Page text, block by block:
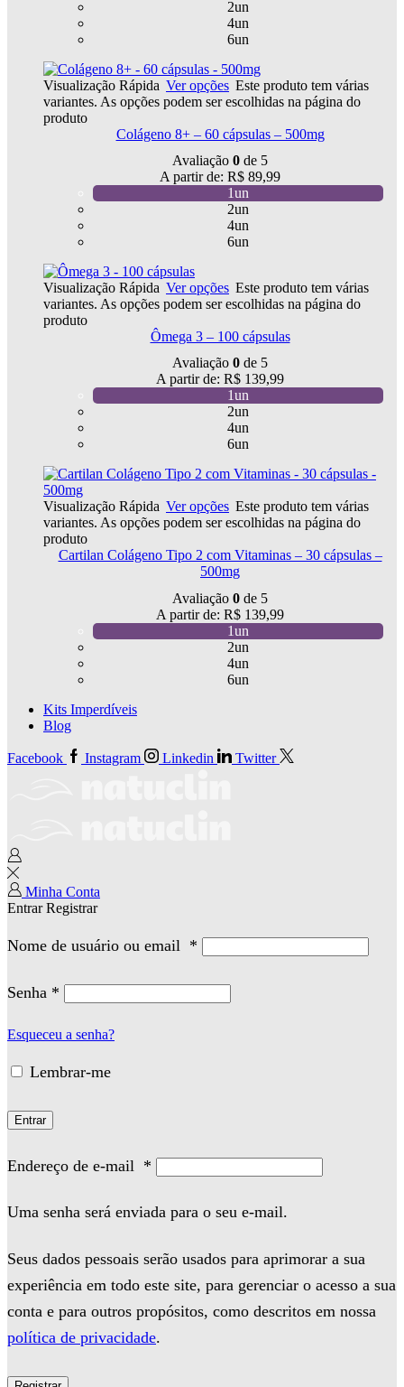
2un
4un
6un
Visualização Rápida Ver opções Este produto tem várias
variantes. As opções podem ser escolhidas na página do
produto
Colágeno 8+ – 60 cápsulas – 500mg
Avaliação 0 de 5
A partir de: R$ 89,99
1un
2un
4un
6un
Visualização Rápida Ver opções Este produto tem várias
variantes. As opções podem ser escolhidas na página do
produto
Ômega 3 – 100 cápsulas
Avaliação 0 de 5
A partir de: R$ 139,99
1un
2un
4un
6un
Visualização Rápida Ver opções Este produto tem várias
variantes. As opções podem ser escolhidas na página do
produto
Cartilan Colágeno Tipo 2 com Vitaminas – 30 cápsulas –
500mg
Avaliação 0 de 5
A partir de: R$ 139,99
1un
2un
4un
6un
Kits Imperdíveis
Blog
Facebook Instagram Linkedin Twitter
Minha Conta
EntrarRegistrar
Nome de usuário ou email *
Senha *
Esqueceu a senha?
Lembrar-me
Entrar
Endereço de e-mail *
Uma senha será enviada para o seu e-mail.
Seus dados pessoais serão usados para aprimorar a sua
experiência em todo este site, para gerenciar o acesso a sua
conta e para outros propósitos, como descritos em nossa
política de privacidade.